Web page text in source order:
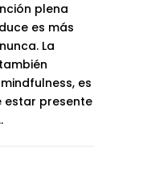
plena
es más
La
es
presente